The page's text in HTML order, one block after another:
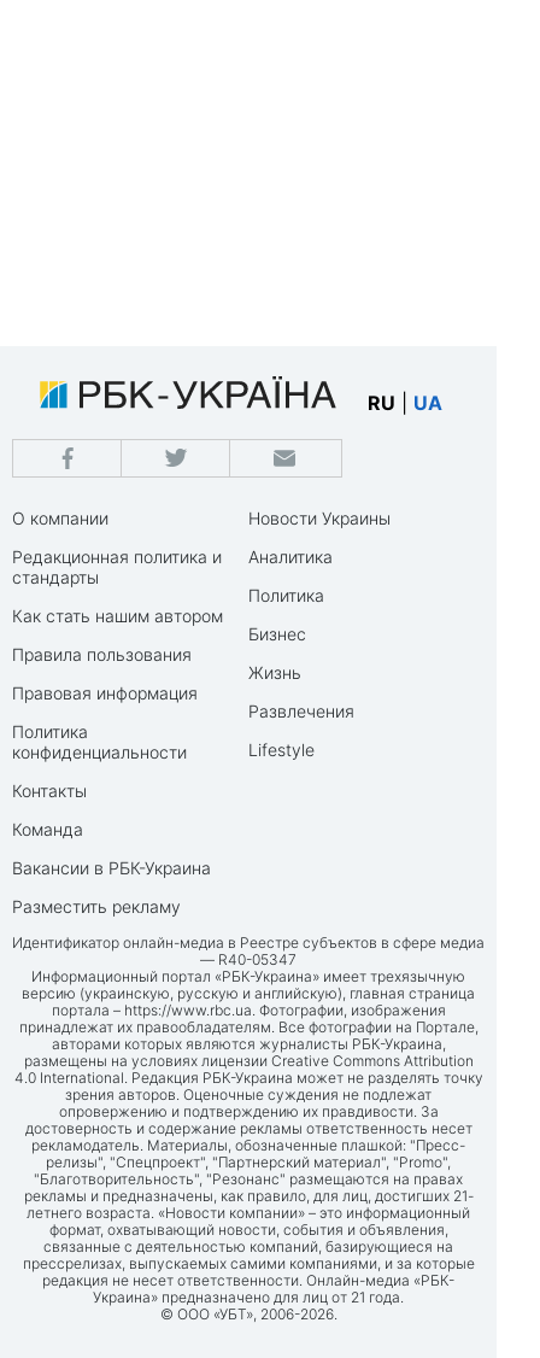
RU UA
О компании
Редакционная политика и
стандарты
Как стать нашим автором
Правила пользования
Правовая информация
Политика
конфиденциальности
Контакты
Команда
Вакансии в РБК-Украина
Разместить рекламу
Новости Украины
Аналитика
Политика
Бизнес
Жизнь
Развлечения
Lifestyle
Идентификатор онлайн-медиа в Реестре субъектов в сфере медиа
— R40-05347
Информационный портал «РБК-Украина» имеет трехязычную
версию (украинскую, русскую и английскую), главная страница
портала – https://www.rbc.ua. Фотографии, изображения
принадлежат их правообладателям. Все фотографии на Портале,
авторами которых являются журналисты РБК-Украина,
размещены на условиях лицензии Creative Commons Attribution
4.0 International. Редакция РБК-Украина может не разделять точку
зрения авторов. Оценочные суждения не подлежат
опровержению и подтверждению их правдивости. За
достоверность и содержание рекламы ответственность несет
рекламодатель. Материалы, обозначенные плашкой: "Пресс-
релизы", "Спецпроект", "Партнерский материал", "Promo",
"Благотворительность", "Резонанс" размещаются на правах
рекламы и предназначены, как правило, для лиц, достигших 21-
летнего возраста. «Новости компании» – это информационный
формат, охватывающий новости, события и объявления,
связанные с деятельностью компаний, базирующиеся на
прессрелизах, выпускаемых самими компаниями, и за которые
редакция не несет ответственности. Онлайн-медиа «РБК-
Украина» предназначено для лиц от 21 года.
© ООО «УБТ», 2006-2026.